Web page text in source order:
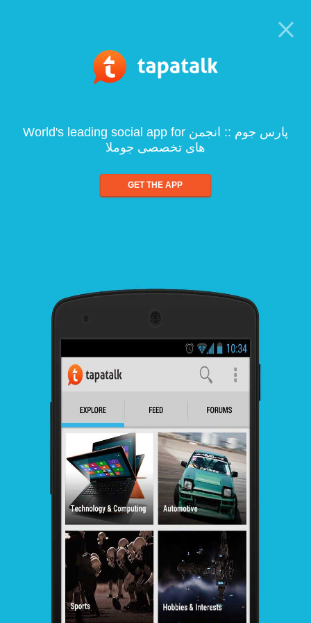
World's leading social app for پارس جوم :: انجمن
های تخصصی جوملا
GET THE APP